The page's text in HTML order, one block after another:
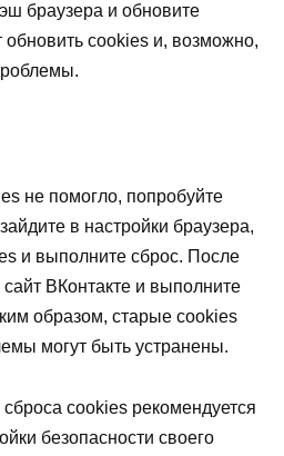
браузера и обновите
обновить cookies и, возможно,
не помогло, попробуйте
в настройки браузера,
и выполните сброс. После
сайт ВКонтакте и выполните
образом, старые cookies
могут быть устранены.
cookies рекомендуется
безопасности своего